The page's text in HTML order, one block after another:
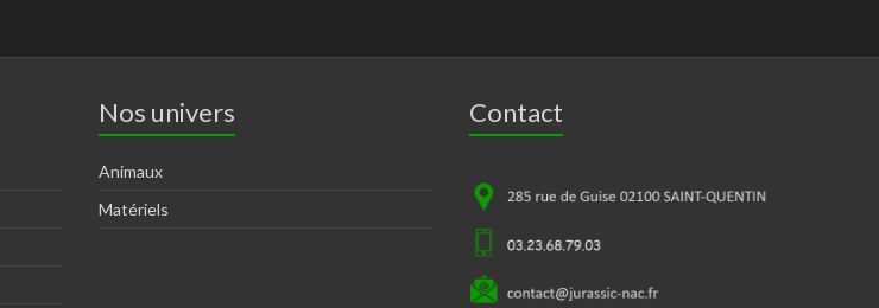
Nos univers
Animaux
Matériels
Contact